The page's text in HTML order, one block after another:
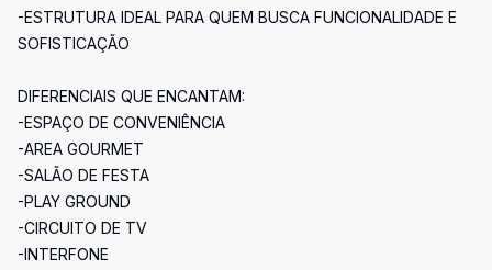
-ESTRUTURA IDEAL PARA QUEM BUSCA FUNCIONALIDADE E
SOFISTICAÇÃO
DIFERENCIAIS QUE ENCANTAM:
-ESPAÇO DE CONVENIÊNCIA
-AREA GOURMET
-SALÃO DE FESTA
-PLAY GROUND
-CIRCUITO DE TV
-INTERFONE